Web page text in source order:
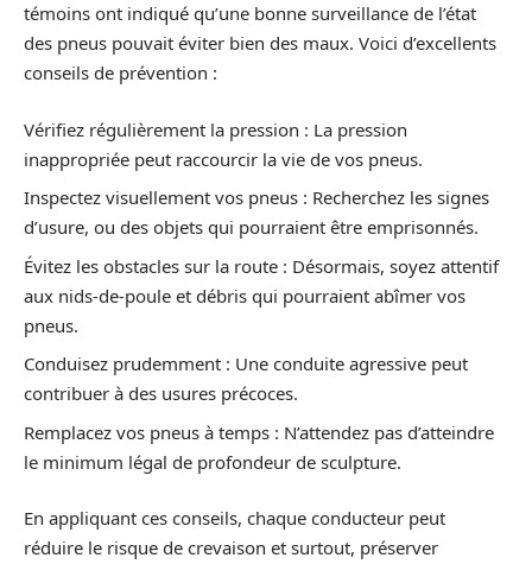
témoins ont indiqué qu’une bonne surveillance de l’état
des pneus pouvait éviter bien des maux. Voici d’excellents
conseils de prévention :
Vérifiez régulièrement la pression : La pression
inappropriée peut raccourcir la vie de vos pneus.
Inspectez visuellement vos pneus : Recherchez les signes
d’usure, ou des objets qui pourraient être emprisonnés.
Évitez les obstacles sur la route : Désormais, soyez attentif
aux nids-de-poule et débris qui pourraient abîmer vos
pneus.
Conduisez prudemment : Une conduite agressive peut
contribuer à des usures précoces.
Remplacez vos pneus à temps : N’attendez pas d’atteindre
le minimum légal de profondeur de sculpture.
En appliquant ces conseils, chaque conducteur peut
réduire le risque de crevaison et surtout, préserver